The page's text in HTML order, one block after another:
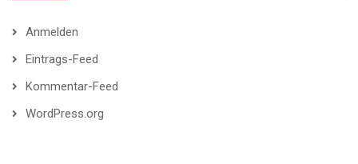
Anmelden
Eintrags-Feed
Kommentar-Feed
WordPress.org